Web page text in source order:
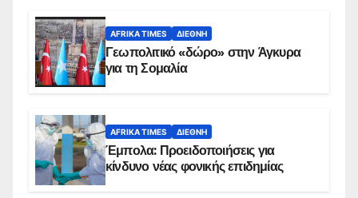
AFRIKA TIMES ΔΙΕΘΝΉ
Γεωπολιτικό «δώρο» στην Άγκυρα
για τη Σομαλία
AFRIKA TIMES ΔΙΕΘΝΉ
Έμπολα: Προειδοποιήσεις για
κίνδυνο νέας φονικής επιδημίας